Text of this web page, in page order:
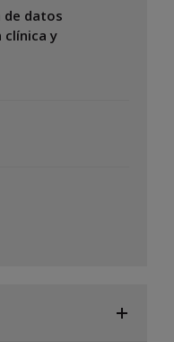
de datos
clínica y